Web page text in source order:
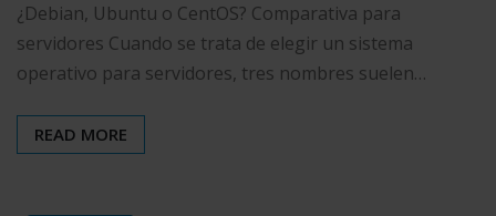
¿Debian, Ubuntu o CentOS? Comparativa para
servidores Cuando se trata de elegir un sistema
operativo para servidores, tres nombres suelen…
READ MORE